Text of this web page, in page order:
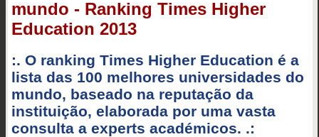
mundo - Ranking Times Higher
Education 2013
:. O ranking Times Higher Education é a
lista das 100 melhores universidades do
mundo, baseado na reputação da
instituição, elaborada por uma vasta
consulta a experts académicos. .: